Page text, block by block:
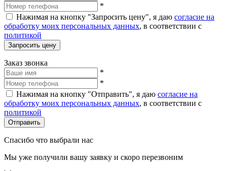
*
Нажимая на кнопку "Запросить цену", я даю согласие на
обработку моих персональных данных, в соответствии с
политикой
Запросить цену
Заказ звонка
*
*
Нажимая на кнопку "Отправить", я даю согласие на
обработку моих персональных данных, в соответствии с
политикой
Отправить
Спасибо что выбрали нас
Мы уже получили вашу заявку и скоро перезвоним